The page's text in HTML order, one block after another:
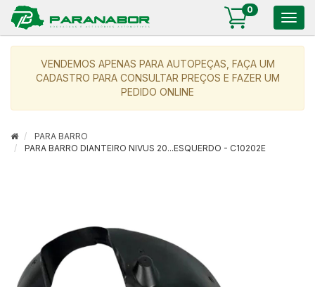
0
VENDEMOS APENAS PARA AUTOPEÇAS, FAÇA UM
CADASTRO PARA CONSULTAR PREÇOS E FAZER UM
PEDIDO ONLINE
PARA BARRO
PARA BARRO DIANTEIRO NIVUS 20...ESQUERDO - C10202E